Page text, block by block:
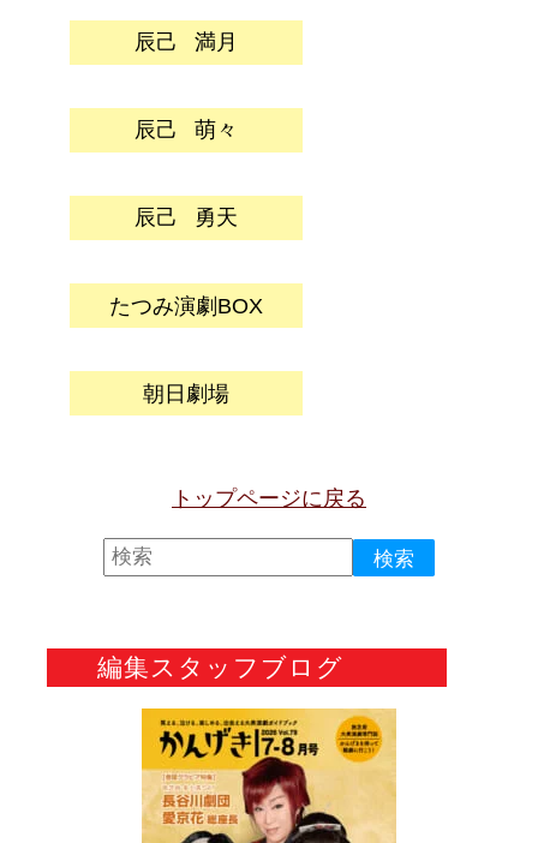
辰己 満月
辰己 萌々
辰己 勇天
たつみ演劇BOX
朝日劇場
トップページに戻る
編集スタッフブログ